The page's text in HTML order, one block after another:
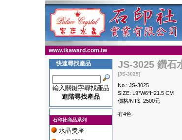
www.tkaward.com.tw
快速尋找產品
輸入關鍵字尋找產品
進階尋找產品
石印社商品系列
水晶獎座
JS-3025 鑽石
[JS-3025]
No.: JS-3025
SIZE: L9*W6*H21.5 CM
價格/NT$: 2500元
有4色